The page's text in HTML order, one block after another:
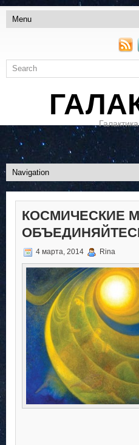
КОСМИЧЕСКИЕ
4 марта, 2014 Rina